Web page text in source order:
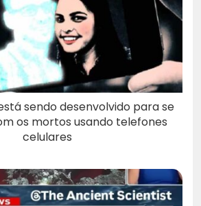
sendo desenvolvido para se
os mortos usando telefones
celulares